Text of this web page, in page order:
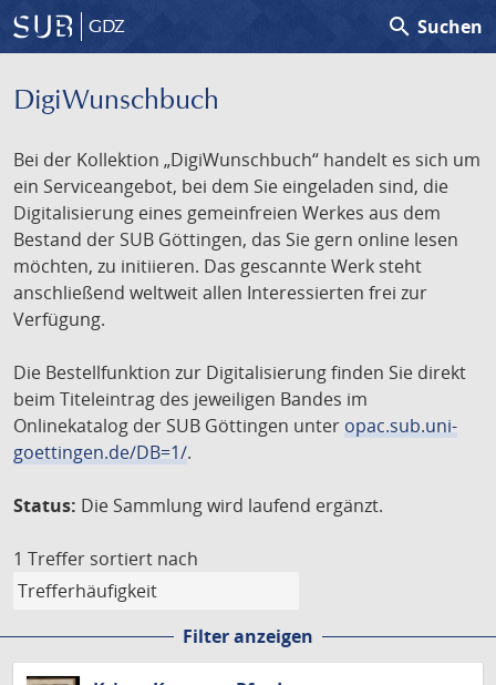
GDZ search Suchen
DigiWunschbuch
Bei der Kollektion „DigiWunschbuch“ handelt es sich um
ein Serviceangebot, bei dem Sie eingeladen sind, die
Digitalisierung eines gemeinfreien Werkes aus dem
Bestand der SUB Göttingen, das Sie gern online lesen
möchten, zu initiieren. Das gescannte Werk steht
anschließend weltweit allen Interessierten frei zur
Verfügung.
Die Bestellfunktion zur Digitalisierung finden Sie direkt
beim Titeleintrag des jeweiligen Bandes im
Onlinekatalog der SUB Göttingen unter opac.sub.uni-
goettingen.de/DB=1/.
Status: Die Sammlung wird laufend ergänzt.
1 Treffer sortiert nach
Filter anzeigen